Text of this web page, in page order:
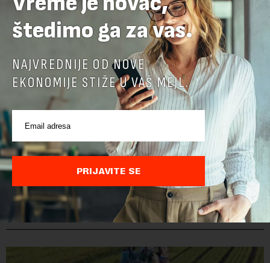
POVEZANI SADRŽAJI
štedimo ga za vas.
NAJVREDNIJE OD NOVE
EKONOMIJE STIŽE U VAŠ MEJL.
PRIJAVITE SE